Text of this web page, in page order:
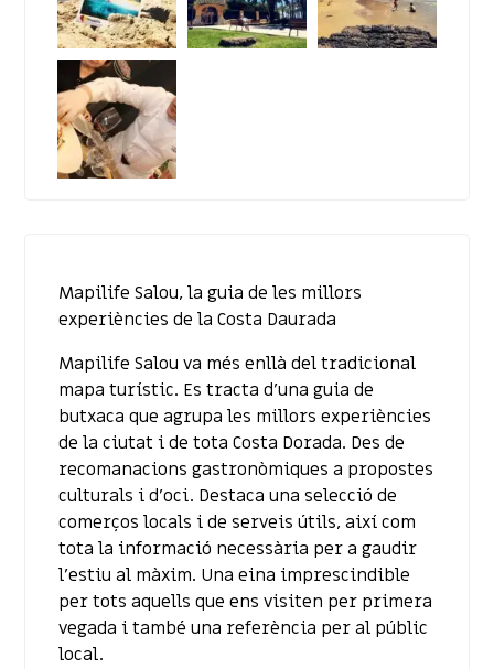
Mapilife Salou, la guia de les millors
experiències de la Costa Daurada
Mapilife Salou va més enllà del tradicional
mapa turístic. Es tracta d’una guia de
butxaca que agrupa les millors experiències
de la ciutat i de tota Costa Dorada. Des de
recomanacions gastronòmiques a propostes
culturals i d’oci. Destaca una selecció de
comerços locals i de serveis útils, així com
tota la informació necessària per a gaudir
l’estiu al màxim. Una eina imprescindible
per tots aquells que ens visiten per primera
vegada i també una referència per al públic
local.